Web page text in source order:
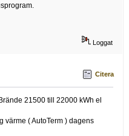
Loggat
Citera
21500 till 22000 kWh el
värme ( AutoTerm ) dagens